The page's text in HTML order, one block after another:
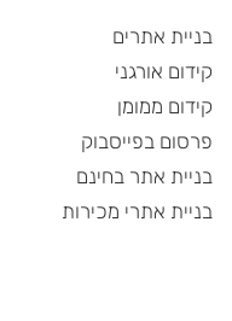
בניית אתרים
קידום אורגני
קידום ממומן
פרסום בפייסבוק
בניית אתר בחינם
בניית אתרי מכירות